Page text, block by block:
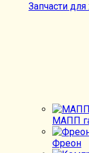
Запчасти
МАПП
Фреон